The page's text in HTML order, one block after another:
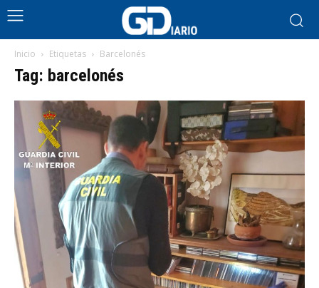
Inicio Etiquetas Barcelonés
Tag: barcelonés